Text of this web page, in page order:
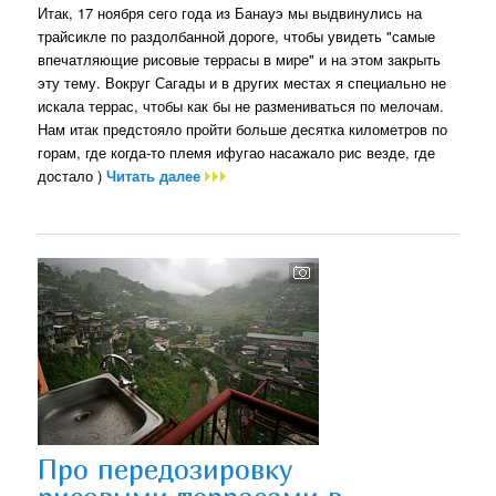
Итак, 17 ноября сего года из Банауэ мы выдвинулись на
трайсикле по раздолбанной дороге, чтобы увидеть "самые
впечатляющие рисовые террасы в мире" и на этом закрыть
эту тему. Вокруг Сагады и в других местах я специально не
искала террас, чтобы как бы не размениваться по мелочам.
Нам итак предстояло пройти больше десятка километров по
горам, где когда-то племя ифугао насажало рис везде, где
достало )Читать далее
Про передозировку